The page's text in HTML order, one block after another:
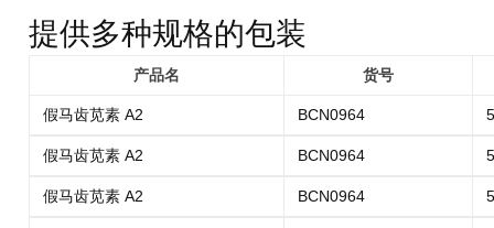
提供多种规格的包装
产品名 货号
假马齿苋素 A2 BCN0964
假马齿苋素 A2 BCN0964
假马齿苋素 A2 BCN0964